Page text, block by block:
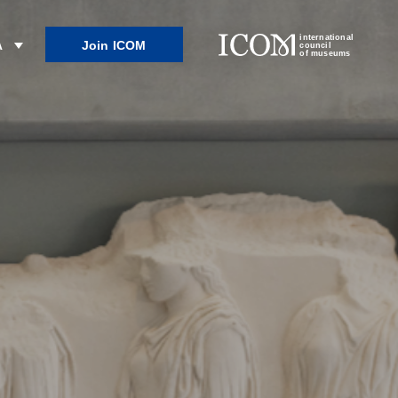
Join ICOM
international
council
of museums